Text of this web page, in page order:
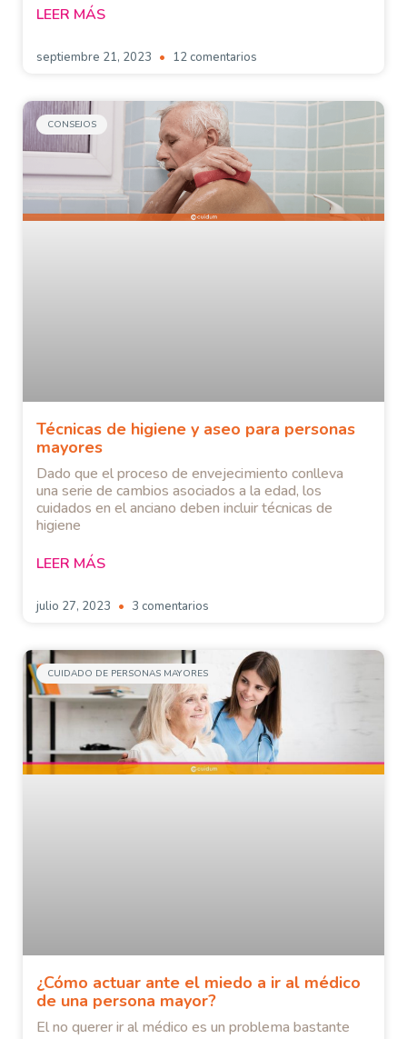
LEER MÁS
septiembre 21, 2023 12 comentarios
CONSEJOS
Técnicas de higiene y aseo para personas
mayores
Dado que el proceso de envejecimiento conlleva
una serie de cambios asociados a la edad, los
cuidados en el anciano deben incluir técnicas de
higiene
LEER MÁS
julio 27, 2023 3 comentarios
CUIDADO DE PERSONAS MAYORES
¿Cómo actuar ante el miedo a ir al médico
de una persona mayor?
El no querer ir al médico es un problema bastante